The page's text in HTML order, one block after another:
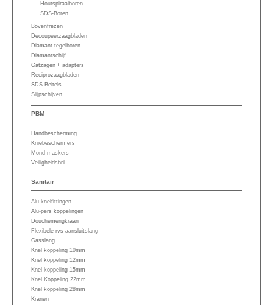
Houtspiraalboren
SDS-Boren
Bovenfrezen
Decoupeerzaagbladen
Diamant tegelboren
Diamantschijf
Gatzagen + adapters
Reciprozaagbladen
SDS Beitels
Slijpschijven
PBM
Handbescherming
Kniebeschermers
Mond maskers
Veiligheidsbril
Sanitair
Alu-knelfittingen
Alu-pers koppelingen
Douchemengkraan
Flexibele rvs aansluitslang
Gasslang
Knel koppeling 10mm
Knel koppeling 12mm
Knel koppeling 15mm
Knel Koppeling 22mm
Knel koppeling 28mm
Kranen